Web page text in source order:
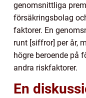
genomsnittliga
försäkringsbolag
faktorer. En
runt [siffror] per år,
högre beroende på
andra riskfaktorer.
En